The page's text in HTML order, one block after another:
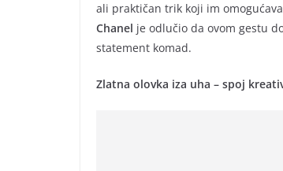
ali praktičan trik koji im
Chanel je odlučio da ovom gestu
statement komad.
Zlatna olovka iza uha – spoj